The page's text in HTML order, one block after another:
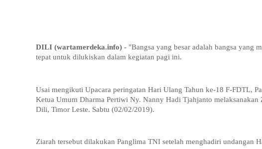
DILI (wartamerdeka.info) - "Bangsa yang besar adalah bangsa yang
tepat untuk dilukiskan dalam kegiatan pagi ini.
Usai mengikuti Upacara peringatan Hari Ulang Tahun ke-18 F-FDTL,
Ketua Umum Dharma Pertiwi Ny. Nanny Hadi Tjahjanto
Dili, Timor Leste. Sabtu (02/02/2019).
Ziarah tersebut dilakukan Panglima TNI setelah menghadiri undangan